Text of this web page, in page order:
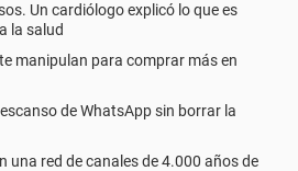
Un cardiólogo explicó lo que es
la salud
manipulan para comprar más en
de WhatsApp sin borrar la
una red de canales de 4.000 años de